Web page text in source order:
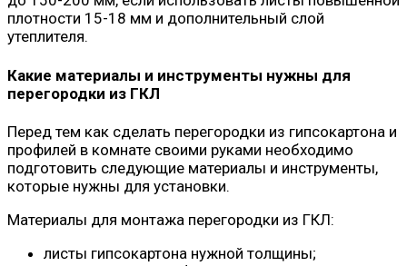
плотности 15-18 мм и дополнительный слой
утеплителя.
Какие материалы и инструменты нужны для
перегородки из ГКЛ
Перед тем как сделать перегородки из гипсокартона и
профилей в комнате своими руками необходимо
подготовить следующие материалы и инструменты,
которые нужны для установки.
Материалы для монтажа перегородки из ГКЛ:
листы гипсокартона нужной толщины;